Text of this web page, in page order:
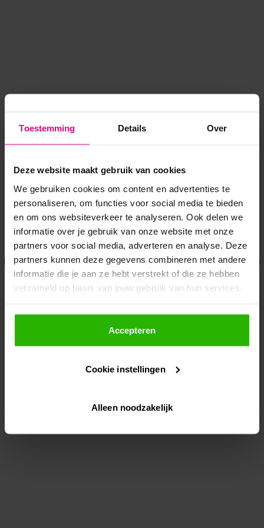
Toestemming Details Over
Deze website maakt gebruik van cookies
We gebruiken cookies om content en advertenties te
personaliseren, om functies voor social media te bieden
en om ons websiteverkeer te analyseren. Ook delen we
informatie over je gebruik van onze website met onze
partners voor social media, adverteren en analyse. Deze
partners kunnen deze gegevens combineren met andere
informatie die je aan ze hebt verstrekt of die ze hebben
verzameld op basis van jouw gebruik van hun services.
Als je op "Accepteer" klikt, dan geef je Voordeeluitjes.nl
toestemming om cookies voor social media en
gepersonaliseerde advertenties te plaatsen.
Lees hier meer over in onsprivacybeleid
Via "Cookie instellingen" kun je ook zelf instellen welke
Accepteren
Cookie instellingen
Alleen noodzakelijk
Application error: a client-side exception has occurred while
loadingwww.voordeeluitjes.nl (see the browser console for more
information).